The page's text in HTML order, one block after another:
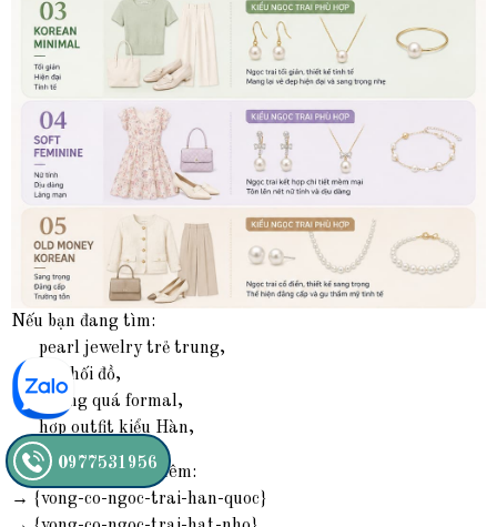
Nếu bạn đang tìm:
pearl jewelry trẻ trung,
dễ phối đồ,
không quá formal,
hợp outfit kiểu Hàn,
có thể tham khảo thêm:
→ {vong-co-ngoc-trai-han-quoc}
0977531956